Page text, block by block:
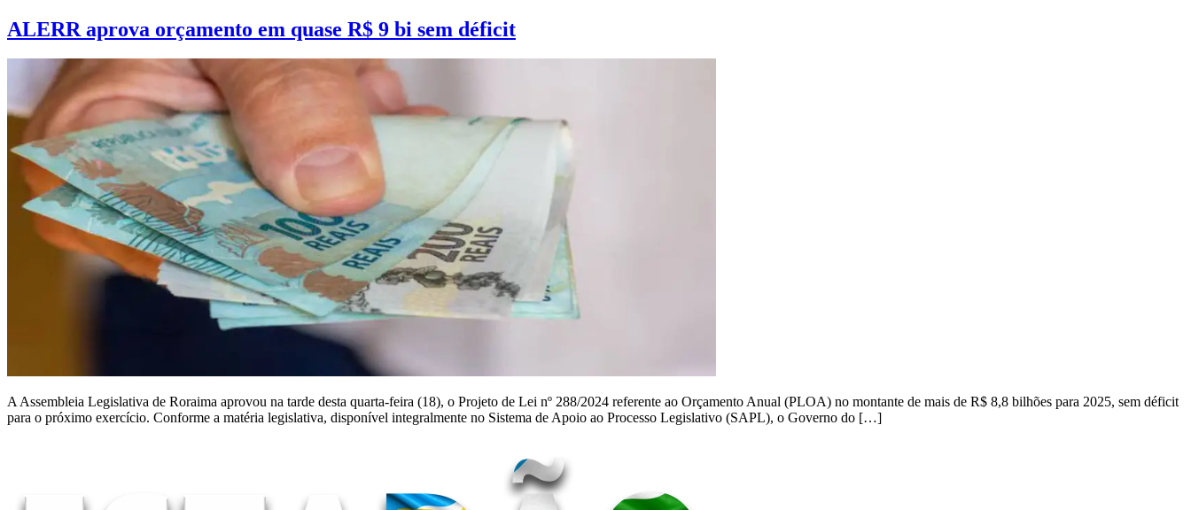
ALERR aprova orçamento em quase R$ 9 bi sem déficit
A Assembleia Legislativa de Roraima aprovou na tarde desta quarta-feira (18), o Projeto de Lei nº 288/2024 referente ao Orçamento Anual (PLOA) no montante de mais de R$ 8,8 bilhões para 2025, sem déficit
para o próximo exercício. Conforme a matéria legislativa, disponível integralmente no Sistema de Apoio ao Processo Legislativo (SAPL), o Governo do […]